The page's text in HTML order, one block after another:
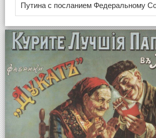
Путина с посланием Федеральному